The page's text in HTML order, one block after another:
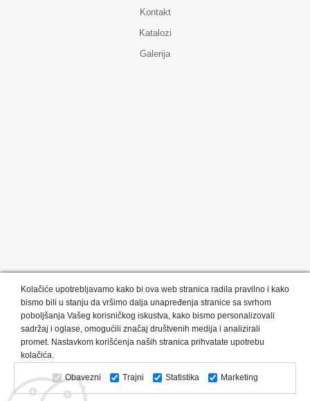
Kontakt
Katalozi
Galerija
Kategorije proizvoda: Olovke i markeri
Privesci i trakice
Upaljači
USB Tehnologija Tekstil
Kačketi i kape
Notesi i rokovnici
Kancelarija Satovi
Kišobrani
Torbe i putovanja
Kuhinjski setovi Alati i oprema
Kolačiće upotrebljavamo kako bi ova web stranica radila pravilno i kako
bismo bili u stanju da vršimo dalja unapređenja stranice sa svrhom
poboljšanja Vašeg korisničkog iskustva, kako bismo personalizovali
sadržaj i oglase, omogućili značaj društvenih medija i analizirali
promet. Nastavkom korišćenja naših stranica prihvatate upotrebu
kolačića.
Obavezni Trajni Statistika Marketing